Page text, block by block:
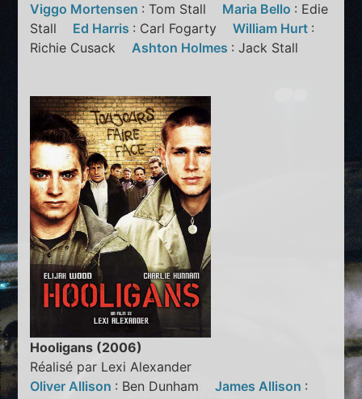
Viggo Mortensen : Tom Stall Maria Bello : Edie
Stall Ed Harris : Carl FogartyWilliam Hurt :
Richie CusackAshton Holmes : Jack Stall
Hooligans (2006)
Réalisé par Lexi Alexander
Oliver Allison : Ben DunhamJames Allison :